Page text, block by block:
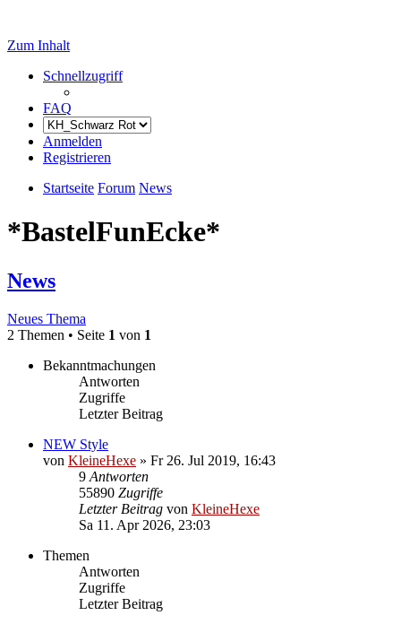
Zum Inhalt
Schnellzugriff
FAQ
Anmelden
Registrieren
Startseite Forum News
*BastelFunEcke*
News
Neues Thema
2 Themen • Seite 1 von 1
Bekanntmachungen
Antworten
Zugriffe
Letzter Beitrag
NEW Style
von KleineHexe » Fr 26. Jul 2019, 16:43
9 Antworten
55890 Zugriffe
Letzter Beitrag von KleineHexe
Sa 11. Apr 2026, 23:03
Themen
Antworten
Zugriffe
Letzter Beitrag